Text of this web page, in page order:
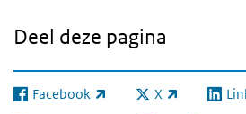
Deel deze pagina
Facebook
(externe link) X
(externe link)